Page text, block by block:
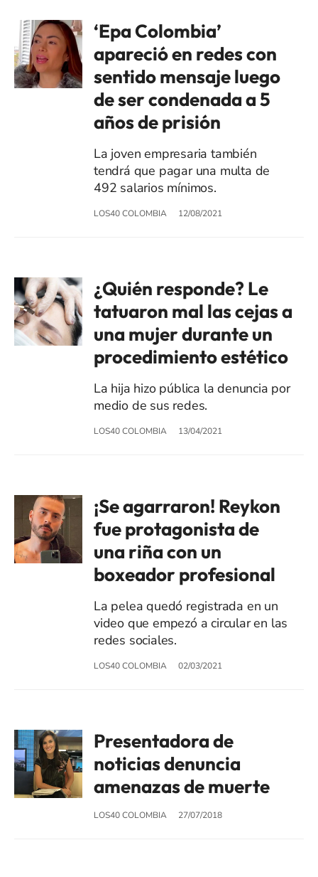
‘Epa Colombia’
apareció en redes con
sentido mensaje luego
de ser condenada a 5
años de prisión
La joven empresaria también
tendrá que pagar una multa de
492 salarios mínimos.
LOS40 COLOMBIA 12/08/2021
¿Quién responde? Le
tatuaron mal las cejas a
una mujer durante un
procedimiento estético
La hija hizo pública la denuncia por
medio de sus redes.
LOS40 COLOMBIA 13/04/2021
¡Se agarraron! Reykon
fue protagonista de
una riña con un
boxeador profesional
La pelea quedó registrada en un
video que empezó a circular en las
redes sociales.
LOS40 COLOMBIA 02/03/2021
Presentadora de
noticias denuncia
amenazas de muerte
LOS40 COLOMBIA 27/07/2018